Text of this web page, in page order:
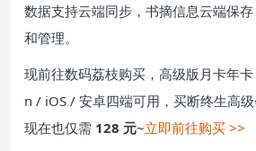
数据支持云端同步，书摘信息云端保
和管理。
现前往数码荔枝购买，高级版月卡年卡
n / iOS / 安卓四端可用，买断终生高
现在也仅需 128 元~立即前往购买 >>